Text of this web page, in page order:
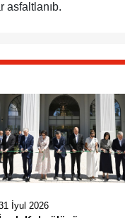
asfaltlanıb.
İyul 2026